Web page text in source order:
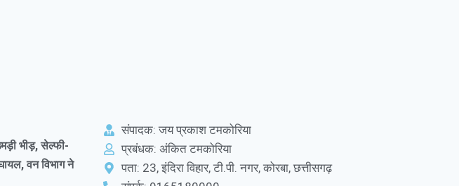
भीड़, सेल्फी-
वन विभाग ने
संपादक: जय प्रकाश टमकोरिया
प्रबंधक: अंकित टमकोरिया
पता: 23, इंदिरा विहार, टी.पी. नगर, कोरबा, छत्तीसगढ़